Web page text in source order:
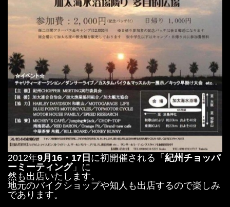
2012年9月16・17日 に初開催される「 紀州チョッパ
ーミーティング」に
然も出店いたします。
地元のバイクショップや知人も出店するので楽しみ
であります。